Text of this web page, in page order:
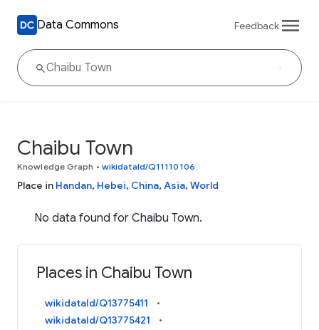
Data Commons Feedback
Chaibu Town
Knowledge Graph • wikidataId/Q11110106
Place in Handan, Hebei, China, Asia, World
No data found for Chaibu Town.
Places in Chaibu Town
wikidataId/Q13775411
wikidataId/Q13775421